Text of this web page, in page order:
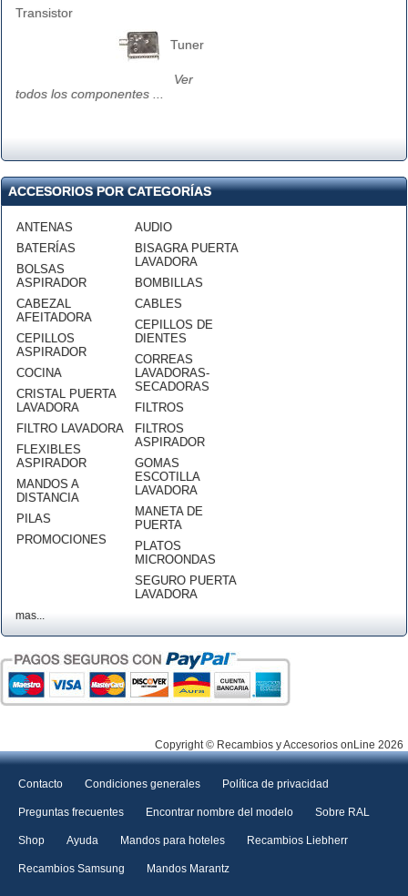
Transistor
Tuner
Ver
todos los componentes ...
ACCESORIOS POR CATEGORÍAS
ANTENAS
BATERÍAS
BOLSAS
ASPIRADOR
CABEZAL
AFEITADORA
CEPILLOS
ASPIRADOR
COCINA
CRISTAL PUERTA
LAVADORA
FILTRO LAVADORA
FLEXIBLES
ASPIRADOR
MANDOS A
DISTANCIA
PILAS
PROMOCIONES
AUDIO
BISAGRA PUERTA
LAVADORA
BOMBILLAS
CABLES
CEPILLOS DE
DIENTES
CORREAS
LAVADORAS-
SECADORAS
FILTROS
FILTROS
ASPIRADOR
GOMAS
ESCOTILLA
LAVADORA
MANETA DE
PUERTA
PLATOS
MICROONDAS
SEGURO PUERTA
LAVADORA
mas...
Copyright © Recambios y Accesorios onLine 2026
Contacto Condiciones generales Política de privacidad
Preguntas frecuentes Encontrar nombre del modelo Sobre RAL
Shop Ayuda Mandos para hoteles Recambios Liebherr
Recambios Samsung Mandos Marantz